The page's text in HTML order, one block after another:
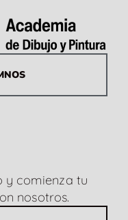
y comienza tu
nosotros.